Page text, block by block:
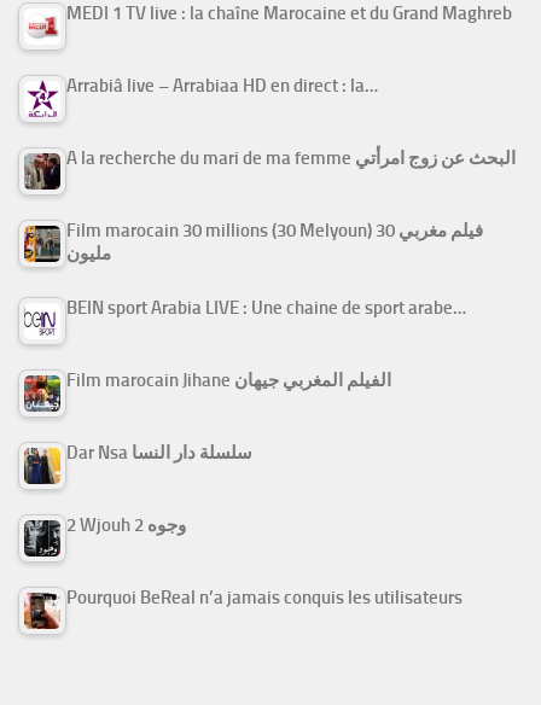
MEDI 1 TV live : la chaîne Marocaine et du Grand Maghreb
Arrabiâ live – Arrabiaa HD en direct : la…
A la recherche du mari de ma femme البحث عن زوج امرأتي
Film marocain 30 millions (30 Melyoun) فيلم مغربي 30
مليون
BEIN sport Arabia LIVE : Une chaine de sport arabe…
Film marocain Jihane الفيلم المغربي جيهان
Dar Nsa سلسلة دار النسا
2 Wjouh 2 وجوه
Pourquoi BeReal n’a jamais conquis les utilisateurs